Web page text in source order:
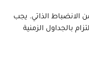
الذاتي. يجب
بالجداول الزمنية